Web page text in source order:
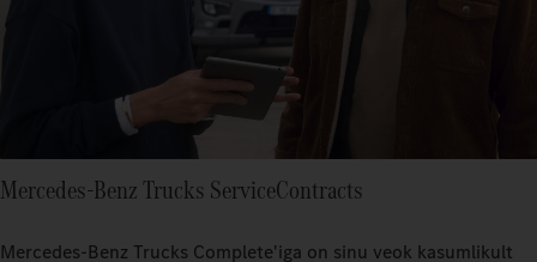
Mercedes‑Benz Trucks ServiceContracts
Mercedes-Benz Trucks Complete'iga on sinu veok kasumlikult